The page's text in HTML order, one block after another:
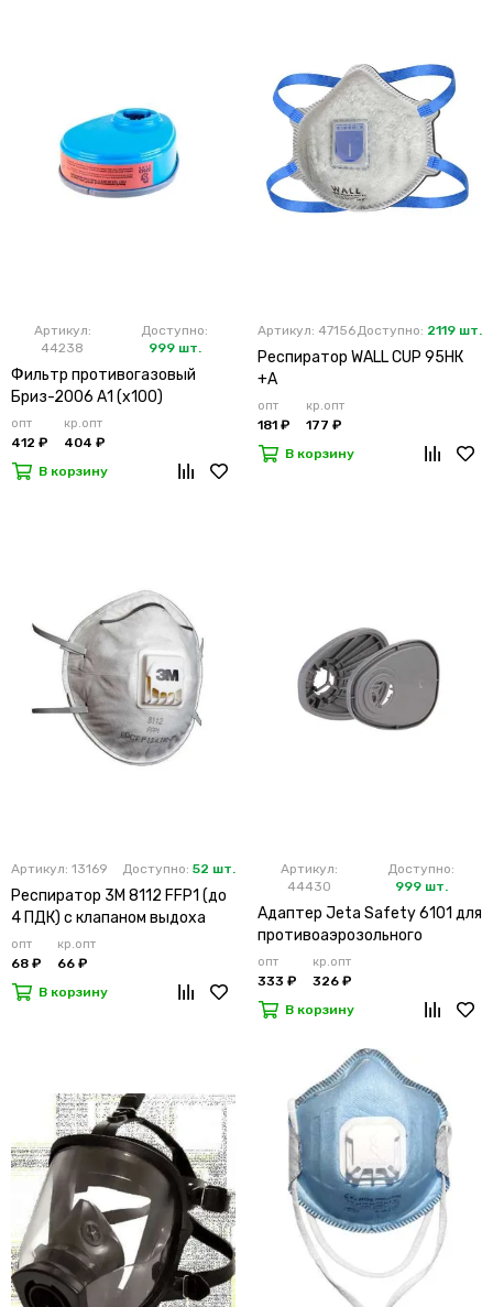
Артикул:
44238
Доступно:
999 шт.
Фильтр противогазовый
Бриз-2006 А1 (х100)
опт
412 ₽
кр.опт
404 ₽
В корзину
Артикул: 47156Доступно: 2119 шт.
Респиратор WALL CUP 95HК
+А
опт
181 ₽
кр.опт
177 ₽
В корзину
Артикул: 13169 Доступно: 52 шт.
Респиратор 3М 8112 FFP1 (до
4 ПДК) с клапаном выдоха
опт
68 ₽
кр.опт
66 ₽
В корзину
Артикул:
44430
Доступно:
999 шт.
Адаптер Jeta Safety 6101 для
противоаэрозольного
фильтра (х2х100)
опт
333 ₽
кр.опт
326 ₽
В корзину